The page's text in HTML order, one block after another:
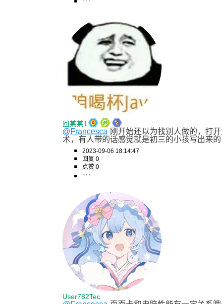
回某某1
@Francesca 刚开始还以为找别人做的，打
术，有人带的话感觉就是初三的小孩写出来的
2023-09-06 18:14:47
回复 0
点赞 0
User782Tec